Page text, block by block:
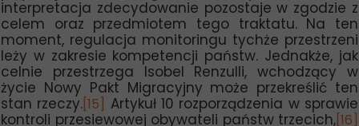
interpretacja zdecydowanie pozostaje w zgodzie z
celem oraz przedmiotem tego traktatu. Na ten
moment, regulacja monitoringu tychże przestrzeni
leży w zakresie kompetencji państw. Jednakże, jak
celnie przestrzega Isobel Renzulli, wchodzący w
życie Nowy Pakt Migracyjny może przekreślić ten
stan rzeczy. [15]
Artykuł 10 rozporządzenia w sprawie
kontroli przesiewowej obywateli państw trzecich, [16]